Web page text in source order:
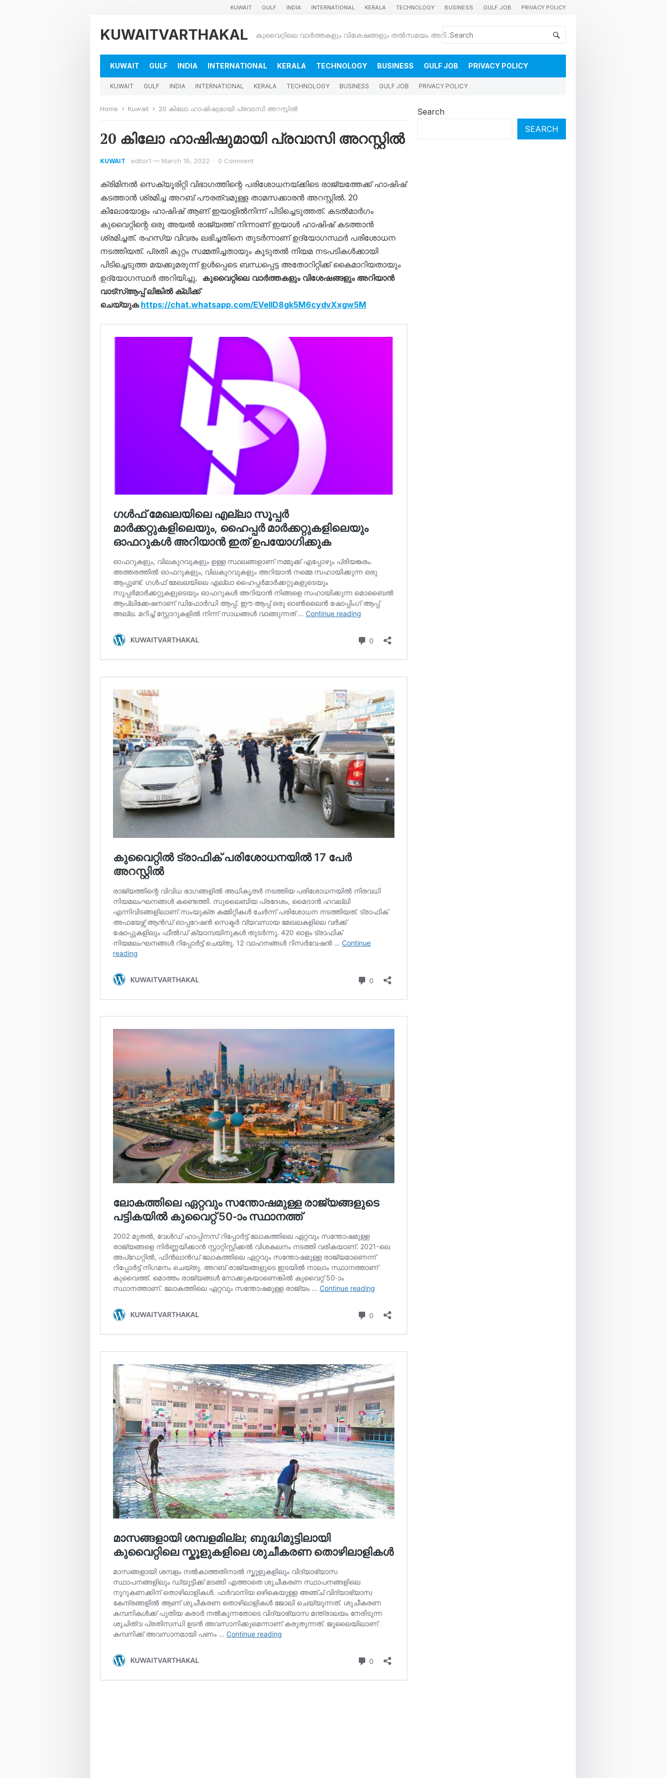
KUWAIT GULF INDIA INTERNATIONAL KERALA TECHNOLOGY BUSINESS GULF JOB PRIVACY POLICY
KUWAITVARTHAKAL കുവൈറ്റിലെ വാർത്തകളും വിശേഷങ്ങളും തൽസമയം അറിയാൻ
KUWAIT GULF INDIA INTERNATIONAL KERALA TECHNOLOGY BUSINESS GULF JOB PRIVACY POLICY
KUWAIT GULF INDIA INTERNATIONAL KERALA TECHNOLOGY BUSINESS GULF JOB PRIVACY POLICY
Home Kuwait 20 കിലോ ഹാഷിഷുമായി പ്രവാസി അറസ്റ്റിൽ
20 കിലോ ഹാഷിഷുമായി പ്രവാസി അറസ്റ്റിൽ
KUWAIT editor1 — March 19, 2022 · 0 Comment
ക്രിമിനൽ സെക്യൂരിറ്റി വിഭാഗത്തിന്റെ പരിശോധനയ്ക്കിടെ രാജ്യത്തേക്ക് ഹാഷിഷ്
കടത്താൻ ശ്രമിച്ച അറബ് പൗരത്വമുള്ള താമസക്കാരൻ അറസ്റ്റിൽ. 20
കിലോയോളം ഹാഷിഷ് ആണ് ഇയാളിൽനിന്ന് പിടിച്ചെടുത്തത്. കടൽമാർഗം
കുവൈറ്റിന്റെ ഒരു അയൽ രാജ്യത്ത് നിന്നാണ് ഇയാൾ ഹാഷിഷ് കടത്താൻ
ശ്രമിച്ചത്. രഹസ്യ വിവരം ലഭിച്ചതിനെ തുടർന്നാണ് ഉദ്യോഗസ്ഥർ പരിശോധന
നടത്തിയത്. പ്രതി കുറ്റം സമ്മതിച്ചതായും കൂടുതൽ നിയമ നടപടികൾക്കായി
പിടിച്ചെടുത്ത മയക്കുമരുന്ന് ഉൾപ്പെടെ ബന്ധപ്പെട്ട അതോറിറ്റിക്ക് കൈമാറിയതായും
ഉദ്യോഗസ്ഥർ അറിയിച്ചു. കുവൈറ്റിലെ വാ‍‍ർത്തകളും വിശേഷങ്ങളും അറിയാൻ
വാട്സ്ആപ്പ് ലിങ്കിൽ ക്ലിക്ക്
ചെയ്യുക https://chat.whatsapp.com/EVelID8gk5M6cydvXxgw5M
Search
SEARCH